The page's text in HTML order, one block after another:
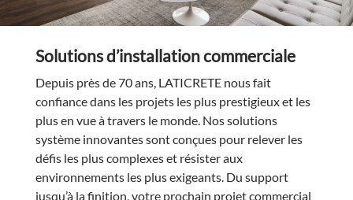
Solutions d’installation commerciale
Depuis près de 70 ans, LATICRETE nous fait
confiance dans les projets les plus prestigieux et les
plus en vue à travers le monde. Nos solutions
système innovantes sont conçues pour relever les
défis les plus complexes et résister aux
environnements les plus exigeants. Du support
jusqu’à la finition, votre prochain projet commercial